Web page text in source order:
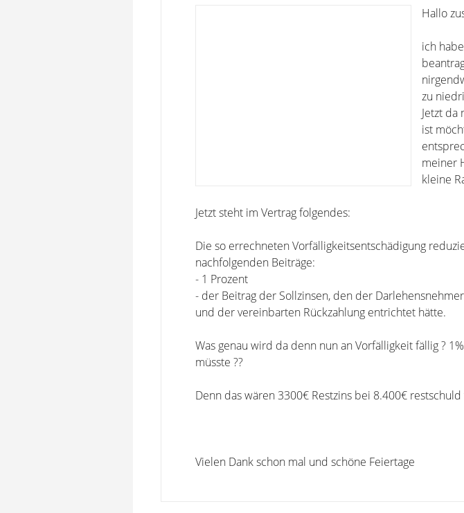
Hallo
ich
zu
Jetzt da
ist
meiner
kleine
Jetzt steht im Vertrag folgendes:
Die so errechneten Vorfälligkeitsentschädigung
nachfolgenden Beiträge:
- 1 Prozent
- der Beitrag der Sollzinsen, den der
und der vereinbarten Rückzahlung entrichtet hätte.
Was genau wird da denn nun an Vorfälligkeit fällig ?
müsste ??
Denn das wären 3300€ Restzins bei 8.400€
Vielen Dank schon mal und schöne Feiertage